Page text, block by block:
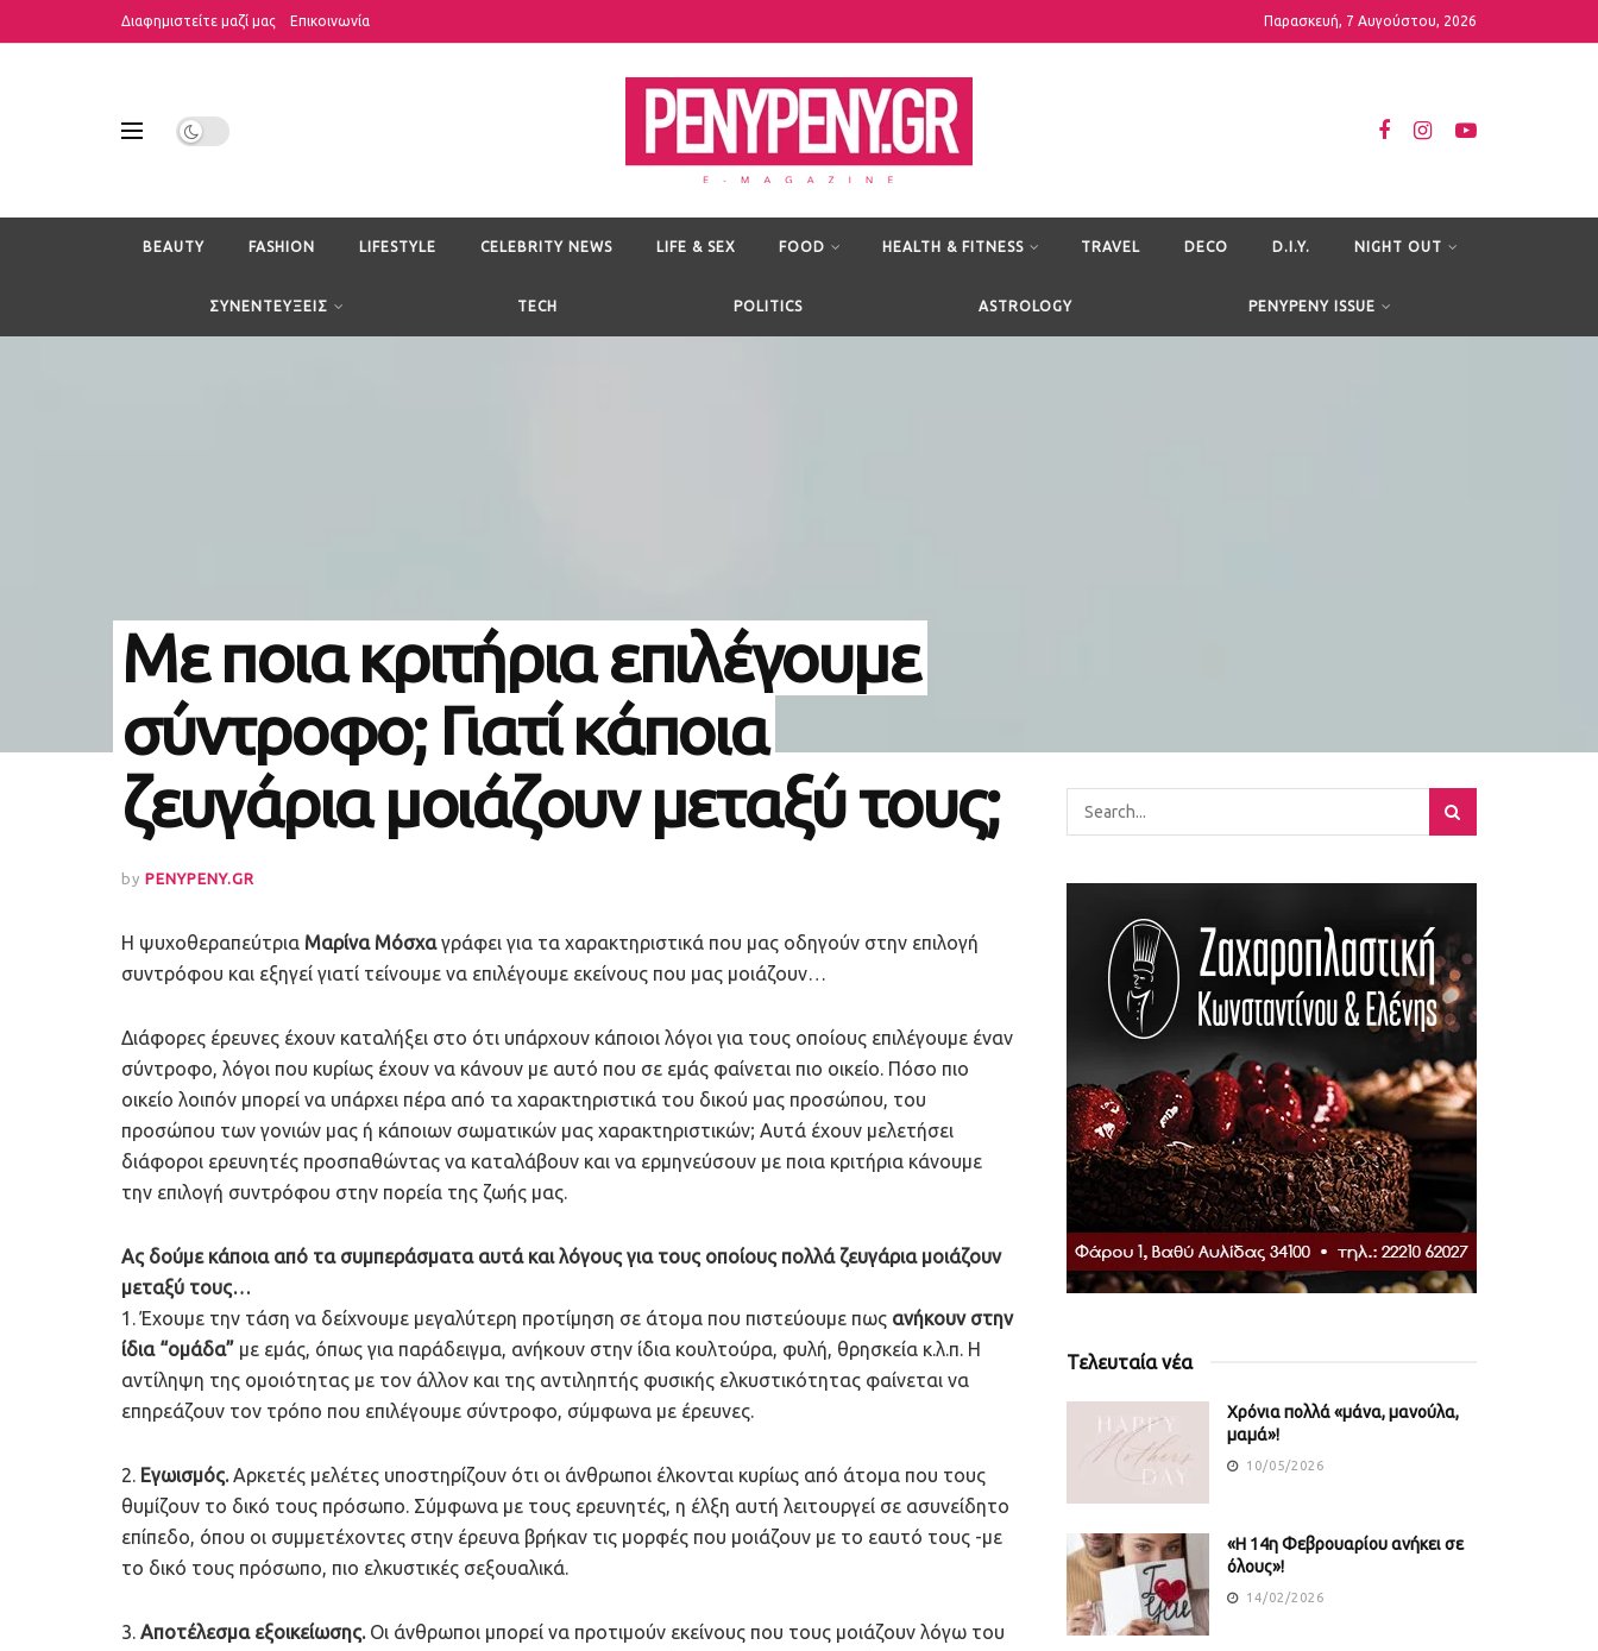
Διαφημιστείτε μαζί μας Επικοινωνία Παρασκευή, 7 Αυγούστου, 2026
BEAUTY FASHION LIFESTYLE CELEBRITY NEWS LIFE & SEX FOOD HEALTH & FITNESS TRAVEL DECO D.I.Y. NIGHT OUT
ΣΥΝΕΝΤΕΥΞΕΙΣ TECH POLITICS ASTROLOGY PENYPENY ISSUE
Με ποια κριτήρια επιλέγουμε
σύντροφο; Γιατί κάποια
ζευγάρια μοιάζουν μεταξύ τους;
by PENYPENY.GR
Η ψυχοθεραπεύτρια Μαρίνα Μόσχαγράφει για τα χαρακτηριστικά που μας οδηγούν στην επιλογή
συντρόφου και εξηγεί γιατί τείνουμε να επιλέγουμε εκείνους που μας μοιάζουν…
Διάφορες έρευνες έχουν καταλήξει στο ότι υπάρχουν κάποιοι λόγοι για τους οποίους επιλέγουμε έναν
σύντροφο, λόγοι που κυρίως έχουν να κάνουν με αυτό που σε εμάς φαίνεται πιο οικείο. Πόσο πιο
οικείο λοιπόν μπορεί να υπάρχει πέρα από τα χαρακτηριστικά του δικού μας προσώπου, του
προσώπου των γονιών μας ή κάποιων σωματικών μας χαρακτηριστικών; Αυτά έχουν μελετήσει
διάφοροι ερευνητές προσπαθώντας να καταλάβουν και να ερμηνεύσουν με ποια κριτήρια κάνουμε
την επιλογή συντρόφου στην πορεία της ζωής μας.
Ας δούμε κάποια από τα συμπεράσματα αυτά και λόγους για τους οποίους πολλά ζευγάρια μοιάζουν
μεταξύ τους…
1. Έχουμε την τάση να δείχνουμε μεγαλύτερη προτίμηση σε άτομα που πιστεύουμε πως ανήκουν στην
ίδια “ομάδα” με εμάς, όπως για παράδειγμα, ανήκουν στην ίδια κουλτούρα, φυλή, θρησκεία κ.λ.π. Η
αντίληψη της ομοιότητας με τον άλλον και της αντιληπτής φυσικής ελκυστικότητας φαίνεται να
επηρεάζουν τον τρόπο που επιλέγουμε σύντροφο, σύμφωνα με έρευνες.
2. Εγωισμός.Αρκετές μελέτες υποστηρίζουν ότι οι άνθρωποι έλκονται κυρίως από άτομα που τους
θυμίζουν το δικό τους πρόσωπο. Σύμφωνα με τους ερευνητές, η έλξη αυτή λειτουργεί σε ασυνείδητο
επίπεδο, όπου οι συμμετέχοντες στην έρευνα βρήκαν τις μορφές που μοιάζουν με το εαυτό τους -με
το δικό τους πρόσωπο, πιο ελκυστικές σεξουαλικά.
3. Αποτέλεσμα εξοικείωσης.Οι άνθρωποι μπορεί να προτιμούν εκείνους που τους μοιάζουν λόγω του
Τελευταία νέα
Χρόνια πολλά «μάνα, μανούλα,
μαμά»!
10/05/2026
«Η 14η Φεβρουαρίου ανήκει σε
όλους»!
14/02/2026